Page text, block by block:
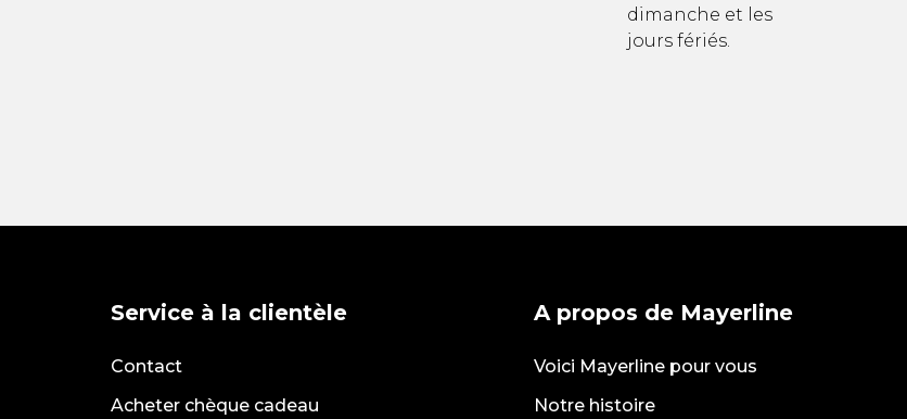
dimanche et les
jours fériés.
Service à la clientèle
Contact
Acheter chèque cadeau
A propos de Mayerline
Voici Mayerline pour vous
Notre histoire